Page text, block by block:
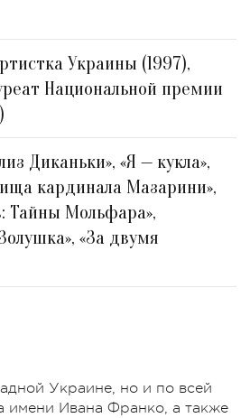
Украины (1997),
Национальной премии
Диканьки», «Я — кукла»,
кардинала Мазарини»,
Тайны Мольфара»,
«За двумя
Украине, но и по всей
имени Ивана Франко, а также